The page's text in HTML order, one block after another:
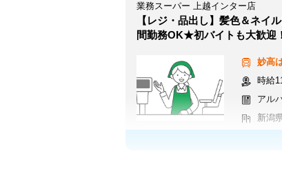
業務スーパー 上越インター店
【レジ・品出し】髪色＆ネイ
間勤務OK★初バイトも大歓迎！
妙高
時給
アル
新潟